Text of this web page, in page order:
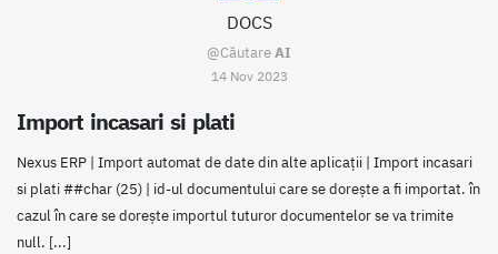
DOCS
@CăutareAI
14 Nov 2023
Import incasari si plati
Nexus ERP | Import automat de date din alte aplicații | Import incasari
si plati ##char (25) | id-ul documentului care se dorește a fi importat. în
cazul în care se dorește importul tuturor documentelor se va trimite
null. [...]